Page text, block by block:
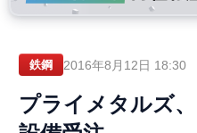
鉄鋼 2016年8月12日 18:30
プライメタルズ